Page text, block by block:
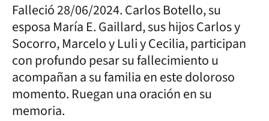
Falleció 28/06/2024. Carlos Botello, su
esposa María E. Gaillard, sus hijos Carlos y
Socorro, Marcelo y Luli y Cecilia, participan
con profundo pesar su fallecimiento u
acompañan a su familia en este doloroso
momento. Ruegan una oración en su
memoria.